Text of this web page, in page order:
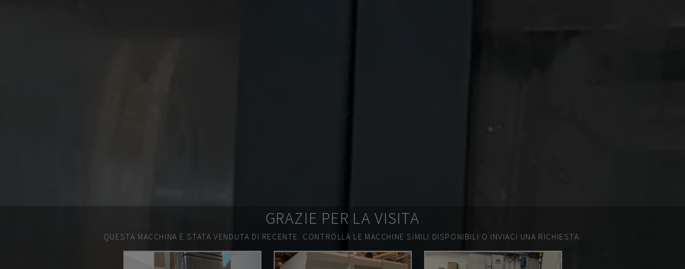
GRAZIE PER LA VISITA
QUESTA MACCHINA È STATA VENDUTA DI RECENTE. CONTROLLA LE MACCHINE SIMILI DISPONIBILI O INVIACI UNA RICHIESTA.